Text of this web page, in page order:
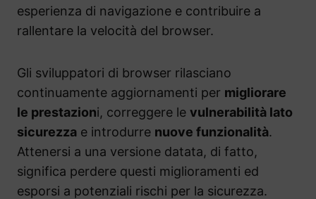
esperienza di navigazione e contribuire a
rallentare la velocità del browser.
Gli sviluppatori di browser rilasciano
continuamente aggiornamenti per migliorare
le prestazioni, correggere le vulnerabilità lato
sicurezza e introdurre nuove funzionalità.
Attenersi a una versione datata, di fatto,
significa perdere questi miglioramenti ed
esporsi a potenziali rischi per la sicurezza.